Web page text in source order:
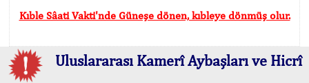
Kıble Sâati Vakti'nde Güneşe dönen, kıbleye dönmüş olur.
Uluslararası Kamerî Aybaşları ve Hicrî